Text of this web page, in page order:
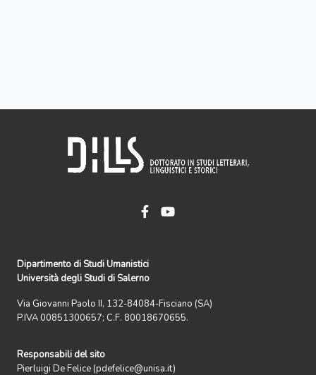
Dipartimento di Studi Umanistici
Università degli Studi di Salerno
Via Giovanni Paolo II, 132-84084-Fisciano (SA)
P.IVA 00851300657; C.F. 80018670655.
Responsabili del sito
Pierluigi De Felice (pdefelice@unisa.it)